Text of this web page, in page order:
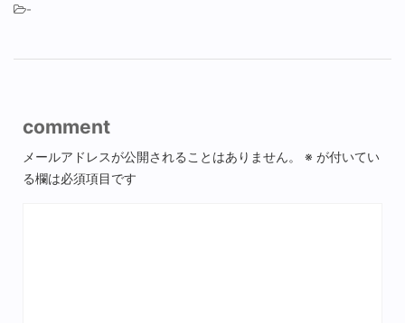
-
comment
メールアドレスが公開されることはありません。 ※ が付いてい
る欄は必須項目です